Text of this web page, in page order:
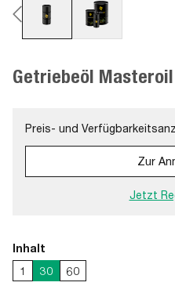
Getriebeöl Masteroil
Preis- und
Zur
Jetzt
Inhalt
1
30 60